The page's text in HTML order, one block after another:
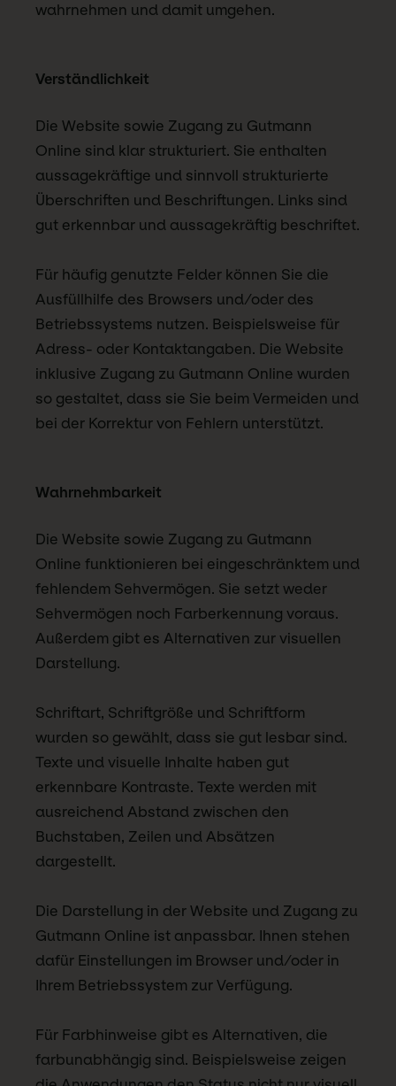
wahrnehmen und damit umgehen.
Verständlichkeit
Die Website sowie Zugang zu Gutmann
Online sind klar strukturiert. Sie enthalten
aussagekräftige und sinnvoll strukturierte
Überschriften und Beschriftungen. Links sind
gut erkennbar und aussagekräftig beschriftet.
Für häufig genutzte Felder können Sie die
Ausfüllhilfe des Browsers und/oder des
Betriebssystems nutzen. Beispielsweise für
Adress- oder Kontaktangaben. Die Website
inklusive Zugang zu Gutmann Online wurden
so gestaltet, dass sie Sie beim Vermeiden und
bei der Korrektur von Fehlern unterstützt.
Wahrnehmbarkeit
Die Website sowie Zugang zu Gutmann
Online funktionieren bei eingeschränktem und
fehlendem Sehvermögen. Sie setzt weder
Sehvermögen noch Farberkennung voraus.
Außerdem gibt es Alternativen zur visuellen
Darstellung.
Schriftart, Schriftgröße und Schriftform
wurden so gewählt, dass sie gut lesbar sind.
Texte und visuelle Inhalte haben gut
erkennbare Kontraste. Texte werden mit
ausreichend Abstand zwischen den
Buchstaben, Zeilen und Absätzen
dargestellt.
Die Darstellung in der Website und Zugang zu
Gutmann Online ist anpassbar. Ihnen stehen
dafür Einstellungen im Browser und/oder in
Ihrem Betriebssystem zur Verfügung.
Für Farbhinweise gibt es Alternativen, die
farbunabhängig sind. Beispielsweise zeigen